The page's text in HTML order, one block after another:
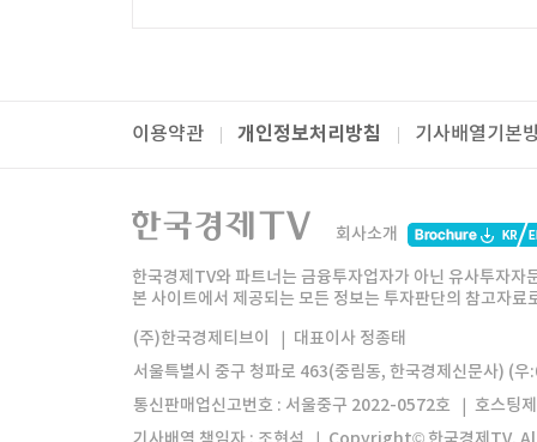
이용약관 개인정보처리방침 기사배열기본
패밀리사이트
한국경제TV
한경미디어그룹 한국경제신문 한국경제
모바일앱 한국경제TV앱
회사소개
한국경제TV와 파트너는 금융투자업자가 아닌 유사투자
본 사이트에서 제공되는 모든 정보는 투자판단의 참고자
(주)한국경제티브이
대표이사 정종태
서울특별시 중구 청파로 463(중림동, 한국경제신문사) (
통신판매업신고번호 : 서울중구 2022-0572호
호스팅